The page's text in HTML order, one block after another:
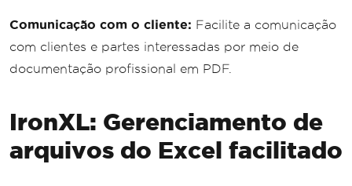
Comunicação com o cliente: Facilite a comunicação
com clientes e partes interessadas por meio de
documentação profissional em PDF.
IronXL: Gerenciamento de
arquivos do Excel facilitado